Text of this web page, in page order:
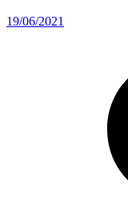
19/06/2021